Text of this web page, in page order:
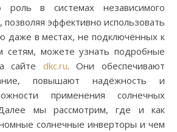
роль в системах независимого
позволяя эффективно использовать
даже в местах, не подключённых к
сетям, можете узнать подробные
сайте dkc.ru. Они обеспечивают
повышают надёжность и
применения солнечных
Далее мы рассмотрим, где и как
солнечные инверторы и чем